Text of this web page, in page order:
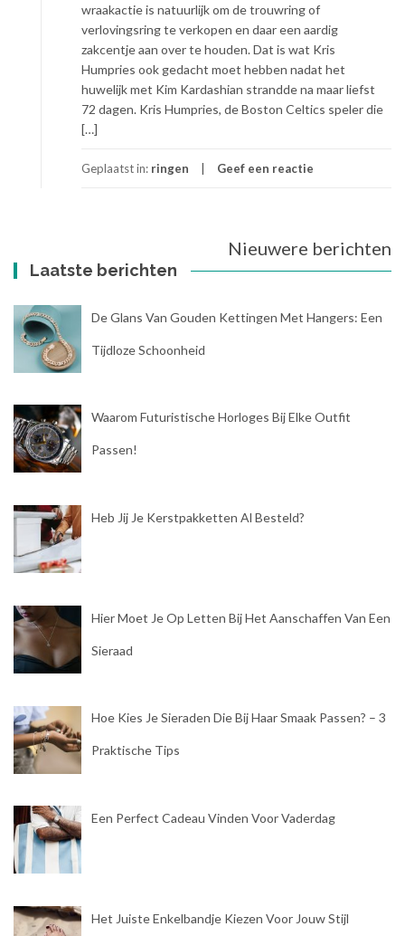
wraakactie is natuurlijk om de trouwring of
verlovingsring te verkopen en daar een aardig
zakcentje aan over te houden. Dat is wat Kris
Humpries ook gedacht moet hebben nadat het
huwelijk met Kim Kardashian strandde na maar liefst
72 dagen. Kris Humpries, de Boston Celtics speler die
[…]
Geplaatst in: ringen Geef een reactie
Berichtnavigatie
Nieuwere berichten
Laatste berichten
De Glans Van Gouden Kettingen Met Hangers: Een
Tijdloze Schoonheid
Waarom Futuristische Horloges Bij Elke Outfit
Passen!
Heb Jij Je Kerstpakketten Al Besteld?
Hier Moet Je Op Letten Bij Het Aanschaffen Van Een
Sieraad
Hoe Kies Je Sieraden Die Bij Haar Smaak Passen? – 3
Praktische Tips
Een Perfect Cadeau Vinden Voor Vaderdag
Het Juiste Enkelbandje Kiezen Voor Jouw Stijl